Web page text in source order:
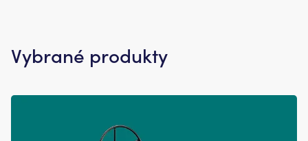
Vybrané produkty